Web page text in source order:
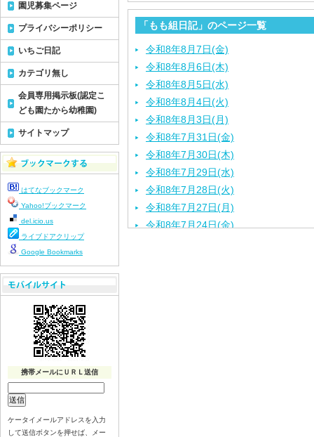
「もも組日記」のページ一覧
令和8年8月7日(金)
令和8年8月6日(木)
令和8年8月5日(水)
令和8年8月4日(火)
令和8年8月3日(月)
令和8年7月31日(金)
令和8年7月30日(木)
令和8年7月29日(水)
令和8年7月28日(火)
令和8年7月27日(月)
令和8年7月24日(金)
園児募集ページ
プライバシーポリシー
いちご日記
カテゴリ無し
会員専用掲示板(認定こ
ども園たから幼稚園)
サイトマップ
はてなブックマーク
Yahoo!ブックマーク
del.icio.us
ライブドアクリップ
Google Bookmarks
携帯メールにＵＲＬ送信
ケータイメールアドレスを入力
して送信ボタンを押せば、メー